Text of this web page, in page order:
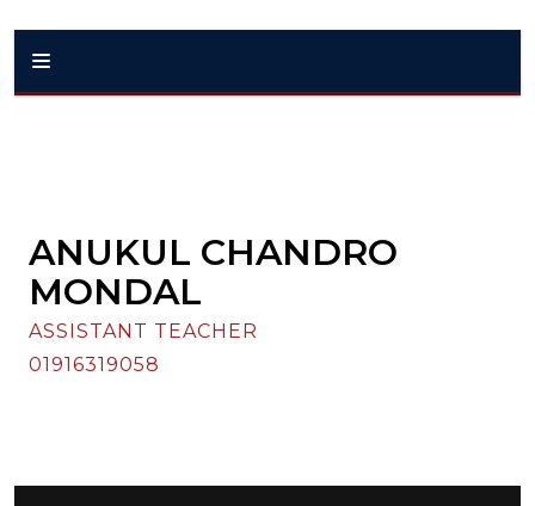
ANUKUL CHANDRO
MONDAL
ASSISTANT TEACHER
01916319058